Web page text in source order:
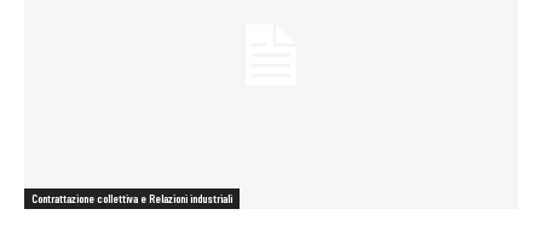
Contrattazione collettiva e Relazioni industriali